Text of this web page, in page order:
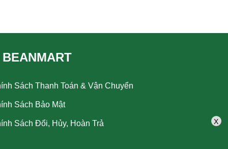
X
Sách Thanh Toán & Vận Chuyển
Sách Bảo Mật
Sách Đổi, Hủy, Hoàn Trả